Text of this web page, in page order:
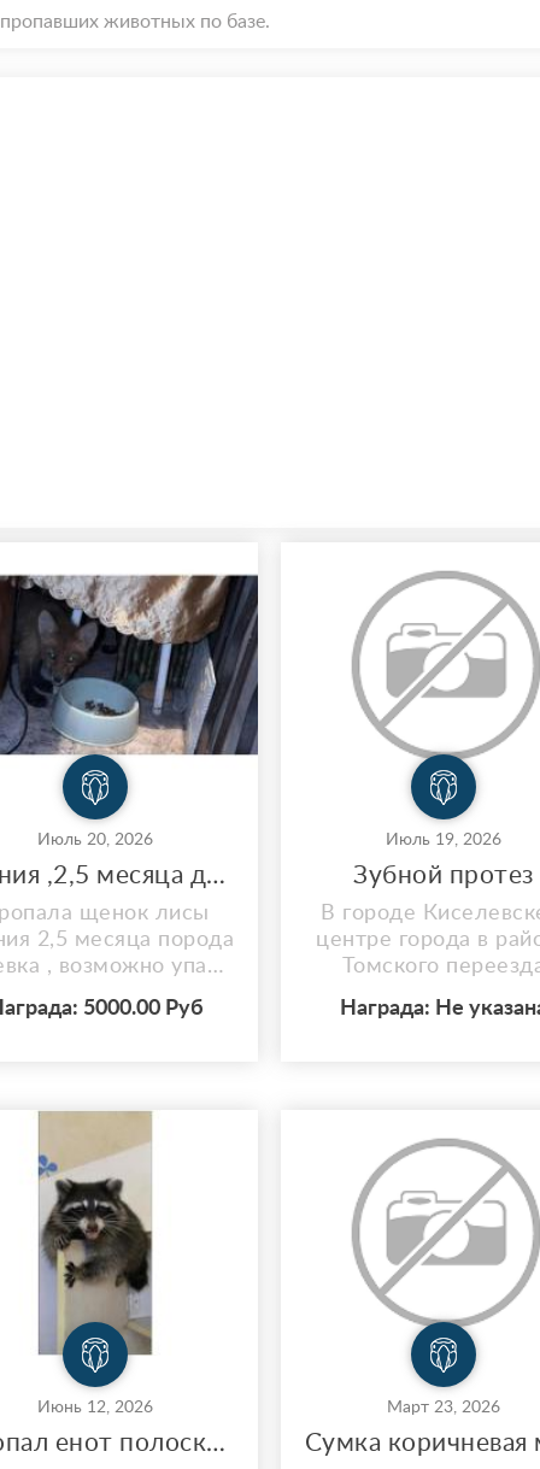
животных по базе.
Июль 20, 2026
Есения ,2,5 месяца декоративная лиса
щенок лисы
2,5 месяца порода
, возможно упала
. Не
5000.00 Руб
Июль 19, 2026
Зубной протез
В городе
центре города в
Томского
протез.
Награда: Не
Июнь 12, 2026
Пропал енот полоскун чёрный
Март 23, 2026